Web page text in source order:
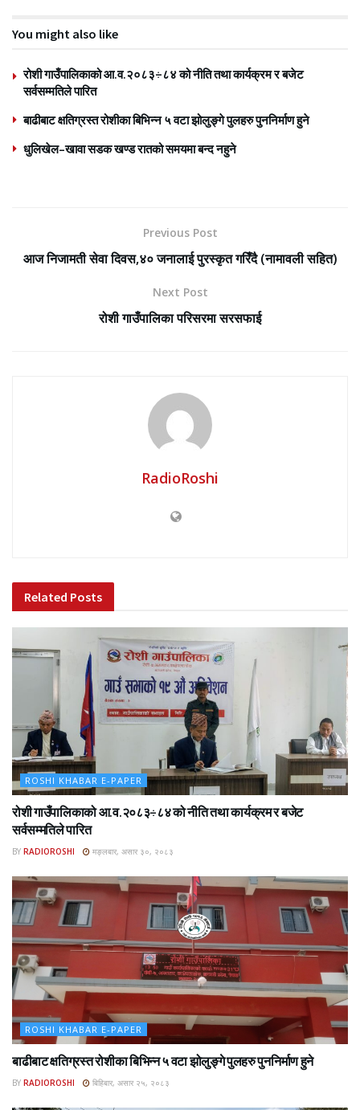
You might also like
रोशी गाउँपालिकाको आ.व.२०८३÷८४ को नीति तथा कार्यक्रम र बजेट
सर्वसम्मतिले पारित
बाढीबाट क्षतिग्रस्त रोशीका बिभिन्न ५ वटा झोलुङ्गे पुलहरु पुननिर्माण हुने
धुलिखेल–खावा सडक खण्ड रातको समयमा बन्द नहुने
Previous Post
आज निजामती सेवा दिवस,४० जनालाई पुरस्कृत गरिँदै (नामावली सहित)
Next Post
रोशी गाउँपालिका परिसरमा सरसफाई
RadioRoshi
Related Posts
ROSHI KHABAR E-PAPER
रोशी गाउँपालिकाको आ.व.२०८३÷८४ को नीति तथा कार्यक्रम र बजेट
सर्वसम्मतिले पारित
BY RADIOROSHI मङ्लबार, असार ३०, २०८३
ROSHI KHABAR E-PAPER
बाढीबाट क्षतिग्रस्त रोशीका बिभिन्न ५ वटा झोलुङ्गे पुलहरु पुननिर्माण हुने
BY RADIOROSHI बिहिबार, असार २५, २०८३